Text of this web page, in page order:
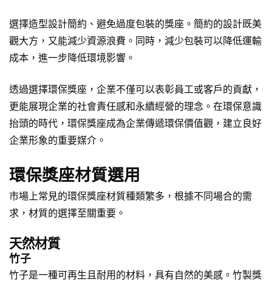
選擇造型設計簡約、避免過度包裝的獎座。簡約的設計既美
觀大方，又能減少資源浪費。同時，減少包裝可以降低運輸
成本，進一步降低環境影響。
透過選擇環保獎座，企業不僅可以表彰員工或客戶的貢獻，
更能展現企業的社會責任感和永續經營的理念。在環保意識
抬頭的時代，環保獎座成為企業傳遞環保價值觀，建立良好
企業形象的重要媒介。
環保獎座材質選用
市場上常見的環保獎座材質種類繁多，根據不同場合的需
求，材質的選擇至關重要。
天然材質
竹子
竹子是一種可再生且耐用的材料，具有自然的美感。竹製獎